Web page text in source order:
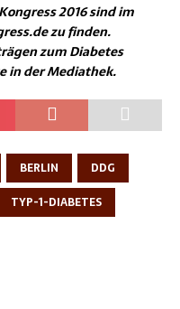
2016 sind im
zu finden.
zum Diabetes
in der Mediathek.
BERLIN
DDG
TYP-1-DIABETES